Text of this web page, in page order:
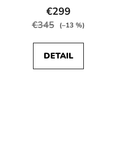
hodnotenie
produktu
z
€299
€345 (–13 %)
DETAIL